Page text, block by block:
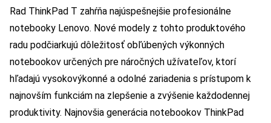
Rad ThinkPad T zahŕňa najúspešnejšie profesionálne
notebooky Lenovo. Nové modely z tohto produktového
radu podčiarkujú dôležitosť obľúbených výkonných
notebookov určených pre náročných užívateľov, ktorí
hľadajú vysokovýkonné a odolné zariadenia s prístupom k
najnovším funkciám na zlepšenie a zvýšenie každodennej
produktivity. Najnovšia generácia notebookov ThinkPad